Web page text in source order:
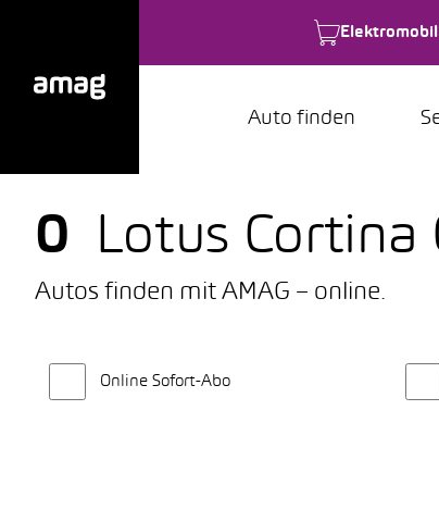
Auto finden
0 Lotus Cortina
Autos finden mit AMAG – online.
Online Sofort-Abo